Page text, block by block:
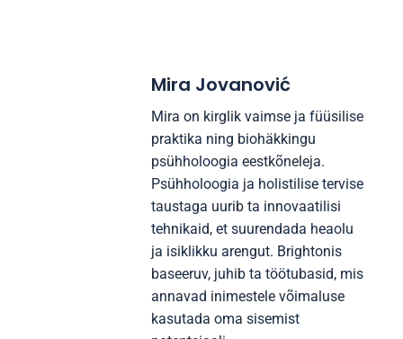
Mira Jovanović
Mira on kirglik vaimse ja füüsilise
praktika ning biohäkkingu
psühholoogia eestkõneleja.
Psühholoogia ja holistilise tervise
taustaga uurib ta innovaatilisi
tehnikaid, et suurendada heaolu
ja isiklikku arengut. Brightonis
baseeruv, juhib ta töötubasid, mis
annavad inimestele võimaluse
kasutada oma sisemist